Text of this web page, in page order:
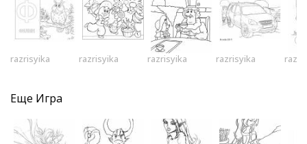
razrisyika razrisyika razrisyika razrisyika
Еще Игра